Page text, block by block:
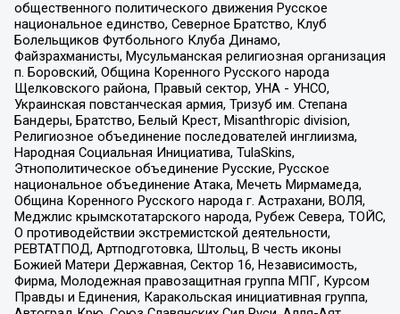
общественного политического движения Русское
национальное единство, Северное Братство, Клуб
Болельщиков Футбольного Клуба Динамо,
Файзрахманисты, Мусульманская религиозная организация
п. Боровский, Община Коренного Русского народа
Щелковского района, Правый сектор, УНА - УНСО,
Украинская повстанческая армия, Тризуб им. Степана
Бандеры, Братство, Белый Крест, Misanthropic division,
Религиозное объединение последователей инглиизма,
Народная Социальная Инициатива, TulaSkins,
Этнополитическое объединение Русские, Русское
национальное объединение Атака, Мечеть Мирмамеда,
Община Коренного Русского народа г. Астрахани, ВОЛЯ,
Меджлис крымскотатарского народа, Рубеж Севера, ТОЙС,
О противодействии экстремистской деятельности,
РЕВТАТПОД, Артподготовка, Штольц, В честь иконы
Божией Матери Державная, Сектор 16, Независимость,
Фирма, Молодежная правозащитная группа МПГ, Курсом
Правды и Единения, Каракольская инициативная группа,